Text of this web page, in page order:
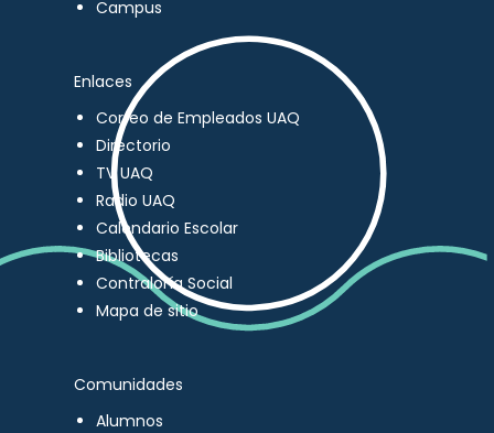
Campus
Enlaces
Correo de Empleados UAQ
Directorio
TV UAQ
Radio UAQ
Calendario Escolar
Bibliotecas
Contraloría Social
Mapa de sitio
Comunidades
Alumnos